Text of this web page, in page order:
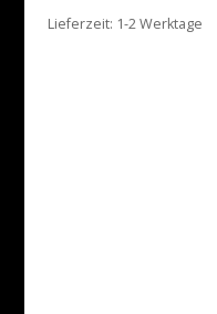
Lieferzeit: 1-2 Werktage